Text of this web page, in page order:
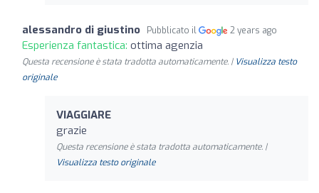
alessandro di giustino Pubblicato il 2 years ago
Esperienza fantastica: ottima agenzia
Questa recensione è stata tradotta automaticamente. | Visualizza testo
originale
VIAGGIARE
grazie
Questa recensione è stata tradotta automaticamente. |
Visualizza testo originale